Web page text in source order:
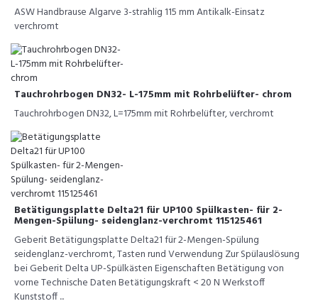
ASW Handbrause Algarve 3-strahlig 115 mm Antikalk-Einsatz
verchromt
Tauchrohrbogen DN32- L-175mm mit Rohrbelüfter- chrom
Tauchrohrbogen DN32, L=175mm mit Rohrbelüfter, verchromt
Betätigungsplatte Delta21 für UP100 Spülkasten- für 2-
Mengen-Spülung- seidenglanz-verchromt 115125461
Geberit Betätigungsplatte Delta21 für 2-Mengen-Spülung
seidenglanz-verchromt, Tasten rund Verwendung Zur Spülauslösung
bei Geberit Delta UP-Spülkästen Eigenschaften Betätigung von
vorne Technische Daten Betätigungskraft < 20 N Werkstoff
Kunststoff ...